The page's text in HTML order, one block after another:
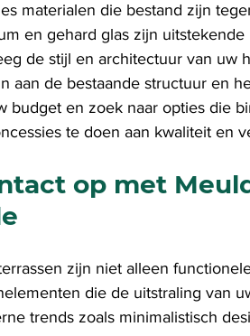
materialen die bestand zijn
en gehard glas zijn uitstekende
de stijl en architectuur van uw
aan de bestaande structuur en
budget en zoek naar opties die
te doen aan kwaliteit en
op met
zijn niet alleen
die de uitstraling van
trends zoals minimalistisch